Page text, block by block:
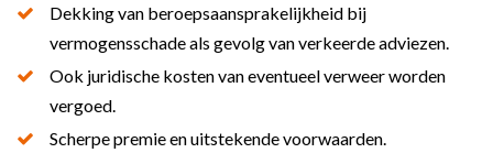
Dekking van beroepsaansprakelijkheid bij
vermogensschade als gevolg van verkeerde adviezen.
Ook juridische kosten van eventueel verweer worden
vergoed.
Scherpe premie en uitstekende voorwaarden.